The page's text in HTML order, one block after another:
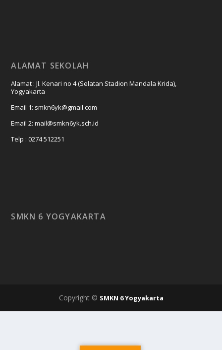
ALAMAT SEKOLAH
Alamat : Jl. Kenari no 4 (Selatan Stadion Mandala Krida),
Yogyakarta
Email 1: smkn6yk@gmail.com
Email 2: mail@smkn6yk.sch.id
Telp : 0274 512251
SMKN 6 YOGYAKARTA
Copyright © SMKN 6 Yogyakarta